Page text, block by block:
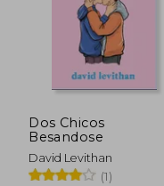
Dos Chicos
Besandose
David Levithan
(1)